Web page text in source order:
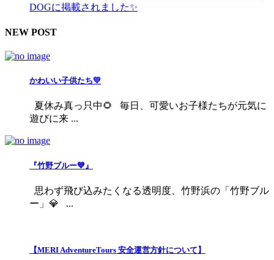
DOGに掲載されました✨
NEW POST
かわいい子供たち💛
夏休み真っ只中🌻 毎日、可愛いお子様たちが元気に
遊びに来 ...
『竹野ブルー💙』
思わず飛び込みたくなる透明度、竹野浜の「竹野ブル
ー」💎 ...
【MERI AdventureTours 安全運営方針について】